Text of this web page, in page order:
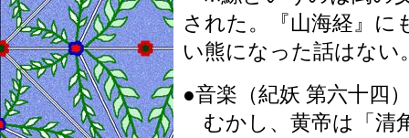
された。『山海経』に
い熊になった話はない
●音楽（紀妖 第六十四
むかし、黄帝は「清